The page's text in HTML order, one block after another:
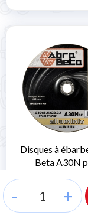
- +
Disques à
Beta A30N
1,93 €
1,58 € HT